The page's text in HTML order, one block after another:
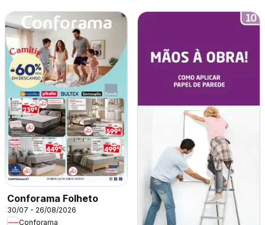
Conforama Folheto
30/07 - 26/08/2026
Conforama